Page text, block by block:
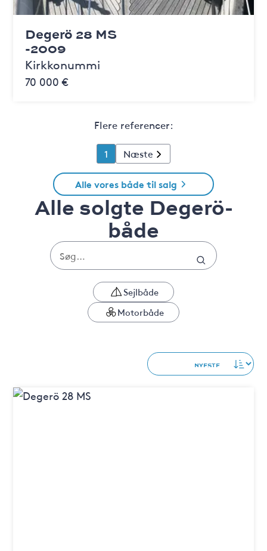
Degerö 28 MS
-2009
Kirkkonummi
70 000 €
Flere referencer:
1 Næste
Alle vores både til salg
Alle solgte Degerö-
både
Sejlbåde
Motorbåde